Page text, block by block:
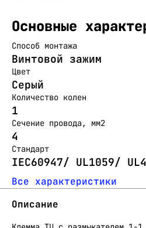
Основные
Способ монтажа
Винтовой зажим
Цвет
Серый
Количество колен
1
Сечение провода, мм2
4
Стандарт
IEC60947/ UL1059/
Все характеристики
Описание